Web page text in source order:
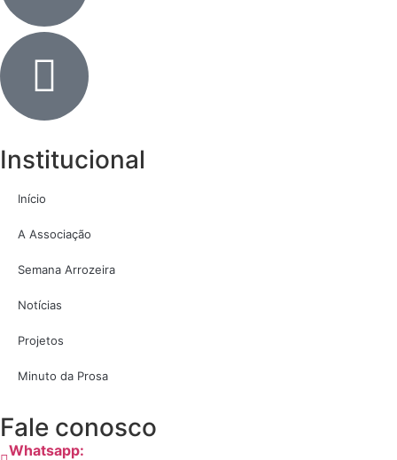
Institucional
Início
A Associação
Semana Arrozeira
Notícias
Projetos
Minuto da Prosa
Fale conosco
Whatsapp: